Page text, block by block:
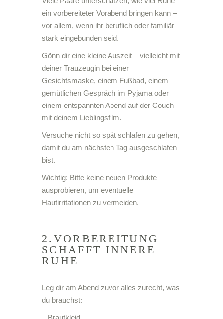
ein vorbereiteter Vorabend bringen kann –
vor allem, wenn ihr beruflich oder familiär
stark eingebunden seid.
Gönn dir eine kleine Auszeit – vielleicht mit
deiner Trauzeugin bei einer
Gesichtsmaske, einem Fußbad, einem
gemütlichen Gespräch im Pyjama oder
einem entspannten Abend auf der Couch
mit deinem Lieblingsfilm.
Versuche nicht so spät schlafen zu gehen,
damit du am nächsten Tag ausgeschlafen
bist.
Wichtig: Bitte keine neuen Produkte
ausprobieren, um eventuelle
Hautirritationen zu vermeiden.
2.VORBEREITUNG
SCHAFFT INNERE
RUHE
Leg dir am Abend zuvor alles zurecht, was
du brauchst:
– Brautkleid